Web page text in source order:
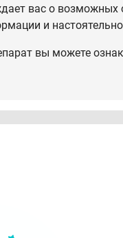
вас о возможных
и
вы можете